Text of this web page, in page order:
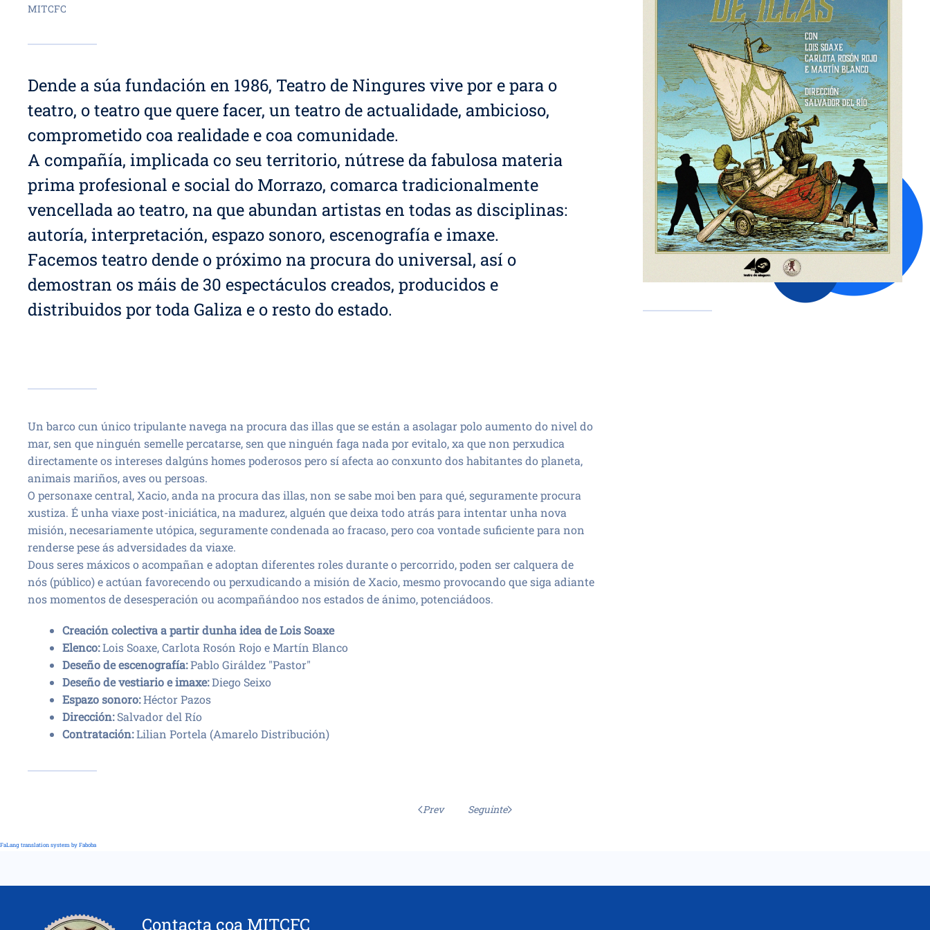
MITCFC
Dende a súa fundación en 1986, Teatro de Ningures vive por e para o
teatro, o teatro que quere facer, un teatro de actualidade, ambicioso,
comprometido coa realidade e coa comunidade.
A compañía, implicada co seu territorio, nútrese da fabulosa materia
prima profesional e social do Morrazo, comarca tradicionalmente
vencellada ao teatro, na que abundan artistas en todas as disciplinas:
autoría, interpretación, espazo sonoro, escenografía e imaxe.
Facemos teatro dende o próximo na procura do universal, así o
demostran os máis de 30 espectáculos creados, producidos e
distribuidos por toda Galiza e o resto do estado.
Un barco cun único tripulante navega na procura das illas que se están a asolagar polo aumento do nivel do
mar, sen que ninguén semelle percatarse, sen que ninguén faga nada por evitalo, xa que non perxudica
directamente os intereses dalgúns homes poderosos pero sí afecta ao conxunto dos habitantes do planeta,
animais mariños, aves ou persoas.
O personaxe central, Xacio, anda na procura das illas, non se sabe moi ben para qué, seguramente procura
xustiza. É unha viaxe post-iniciática, na madurez, alguén que deixa todo atrás para intentar unha nova
misión, necesariamente utópica, seguramente condenada ao fracaso, pero coa vontade suficiente para non
renderse pese ás adversidades da viaxe.
Dous seres máxicos o acompañan e adoptan diferentes roles durante o percorrido, poden ser calquera de
nós (público) e actúan favorecendo ou perxudicando a misión de Xacio, mesmo provocando que siga adiante
nos momentos de desesperación ou acompañándoo nos estados de ánimo, potenciádoos.
Creación colectiva a partir dunha idea de Lois Soaxe
Elenco:Lois Soaxe, Carlota Rosón Rojo e Martín Blanco
Deseño de escenografía:Pablo Giráldez "Pastor"
Deseño de vestiario e imaxe:Diego Seixo
Espazo sonoro:Héctor Pazos
Dirección:Salvador del Río
Contratación:Lilian Portela (Amarelo Distribución)
Prev Seguinte
FaLang translation system by Faboba
Contacta coa MITCFC